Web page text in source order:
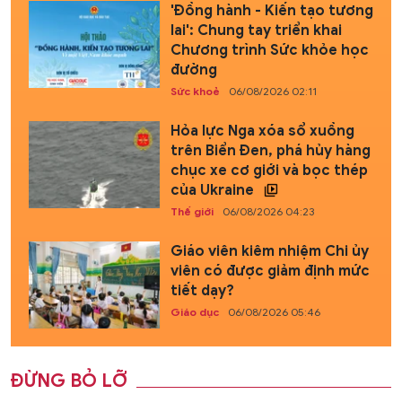
'Đồng hành - Kiến tạo tương
lai': Chung tay triển khai
Chương trình Sức khỏe học
đường
Sức khoẻ 06/08/2026 02:11
Hỏa lực Nga xóa sổ xuồng
trên Biển Đen, phá hủy hàng
chục xe cơ giới và bọc thép
của Ukraine
Thế giới 06/08/2026 04:23
Giáo viên kiêm nhiệm Chi ủy
viên có được giảm định mức
tiết dạy?
Giáo dục 06/08/2026 05:46
ĐỪNG BỎ LỠ